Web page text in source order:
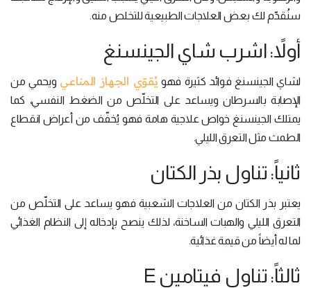
سنُقدّم لك بعض العلاجات الطبيعية للتخلص منه.
أولاً: اشرب شاي الجينسنغ
لشاي الجينسنغ فوائد كثيرة فهو يُقوّي الجهاز المناعي ويحمي من
الإصابة بالسرطان ويساعد على التخلّص من الضغط النفسي، كما
يمتلك الجينسنغ خواص علاجية هامة فهو يُخفّف من أعراض انقطاع
الطمث مثل التعرق الليلي.
ثانياً: تناول بذر الكتان
يعتبر بذر الكتان من العلاجات الشعبية فهو يساعد على التخلّص من
التعرق الليلي والهبات الساخنة، لذلك ينصح بإدخاله إلى النظام الغذائي
لما له أيضاً من قيمة غذائية.
ثالثاً: تناول فيتامين E